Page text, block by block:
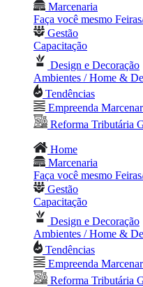
Marcenaria
Faça você mesmo
Gestão
Capacitação
Design e Decoração
Ambientes / Home &
Tendências
Empreenda
Reforma Tributária
Home
Marcenaria
Faça você mesmo
Gestão
Capacitação
Design e Decoração
Ambientes / Home &
Tendências
Empreenda
Reforma Tributária